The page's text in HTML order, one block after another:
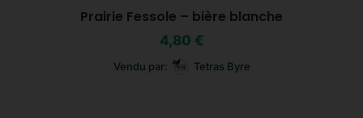
Prairie Fessole – bière blanche
4,80 €
Vendu par: Tetras Byre